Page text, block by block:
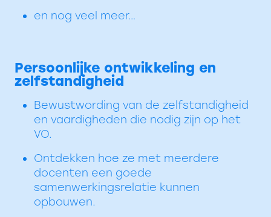
en nog veel meer…
Persoonlijke ontwikkeling en
zelfstandigheid
Bewustwording van de zelfstandigheid
en vaardigheden die nodig zijn op het
VO.
Ontdekken hoe ze met meerdere
docenten een goede
samenwerkingsrelatie kunnen
opbouwen.